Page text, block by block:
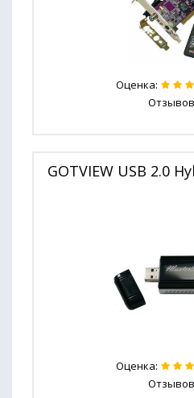
Оценка:
GOTVIEW USB 2.0
Оценка: